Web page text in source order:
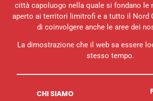
città capoluogo nella quale si fondano le
aperto ai territori limitrofi e a tutto il Nord
di coinvolgere anche le aree dei
La dimostrazione che il web sa essere
stesso tempo.
CHI SIAMO